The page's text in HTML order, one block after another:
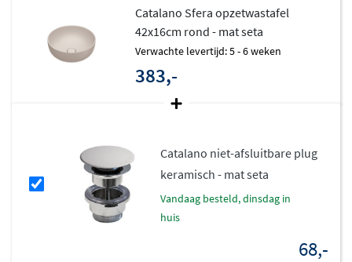
Catalano Sfera opzetwastafel
42x16cm rond - mat seta
Verwachte levertijd: 5 - 6 weken
383,-
Catalano niet-afsluitbare plug
keramisch - mat seta
vandaag besteld, dinsdag in
huis
68,-